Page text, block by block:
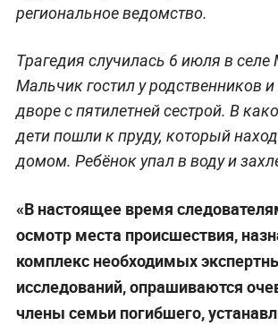
региональное ведомство.
Трагедия случилась 6 июля в
Мальчик гостил у родственников и
дворе с пятилетней сестрой. В
дети пошли к пруду, который
домом. Ребёнок упал в воду и
«В настоящее время
осмотр места происшествия,
комплекс необходимых
исследований, опрашиваются
члены семьи погибшего,